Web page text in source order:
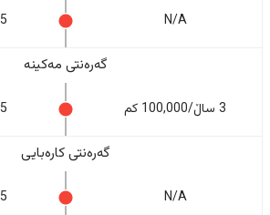
N/A 5 ساڵ/100,000 کم
گەرەنتی مەکینە
3 ساڵ/100,000 کم 5 ساڵ/100,000 کم
گەرەنتی کارەبایی
N/A 5 ساڵ/100,000 کم